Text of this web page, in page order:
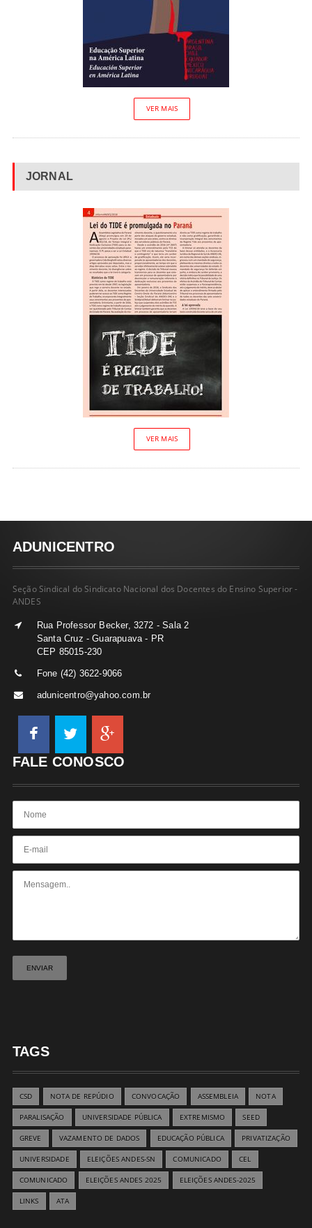
VER MAIS
JORNAL
VER MAIS
ADUNICENTRO
Seção Sindical do Sindicato Nacional dos Docentes do Ensino Superior -
ANDES
Rua Professor Becker, 3272 - Sala 2
Santa Cruz - Guarapuava - PR
CEP 85015-230
Fone (42) 3622-9066
adunicentro@yahoo.com.br
FALE CONOSCO
TAGS
CSD NOTA DE REPÚDIO CONVOCAÇÃO ASSEMBLEIA NOTA
PARALISAÇÃO UNIVERSIDADE PÚBLICA EXTREMISMO SEED
GREVE VAZAMENTO DE DADOS EDUCAÇÃO PÚBLICA PRIVATIZAÇÃO
UNIVERSIDADE ELEIÇÕES ANDES-SN COMUNICADO CEL
COMUNICADO ELEIÇÕES ANDES 2025 ELEIÇÕES ANDES-2025
LINKS ATA